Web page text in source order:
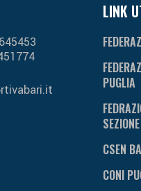
LINK
PUGLIA
CSEN
CONI